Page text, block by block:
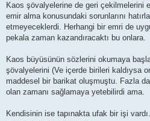
Kaos şövalyelerine de geri çekilmelerini
emir alma konusundaki sorunlarını
etmeyeceklerdi. Herhangi bir emri de
pekala zaman kazandıracaktı bu onlara.
Kaos büyüsünün sözlerini okumaya
şövalyelerini (Ve içerde birileri kaldıysa
maddesel bir barikat oluşmuştu. Fazla
olan zamanı sağlamaya yetebilirdi ama.
Kendisinin ise tapınakta ufak bir işi